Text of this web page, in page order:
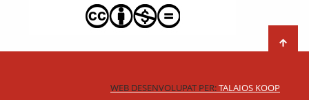
WEB DESENVOLUPAT PER:TALAIOS KOOP